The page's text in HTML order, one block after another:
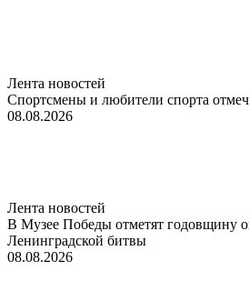
Лента новостей
Спортсмены и любители спорта
08.08.2026
Лента новостей
В Музее Победы отметят годовщину
Ленинградской битвы
08.08.2026